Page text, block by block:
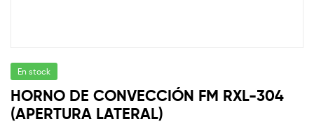
En stock
HORNO DE CONVECCIÓN FM RXL-304
(APERTURA LATERAL)